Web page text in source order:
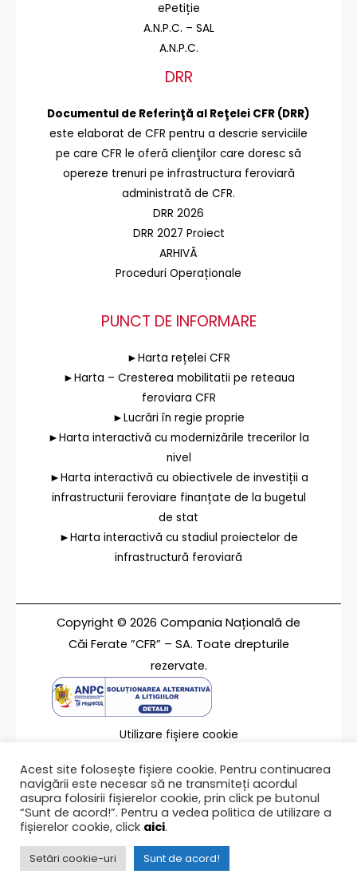
ePetiție
A.N.P.C. – SAL
A.N.P.C.
DRR
Documentul de Referinţă al Reţelei CFR (DRR)
este elaborat de CFR pentru a descrie serviciile
pe care CFR le oferă clienţilor care doresc să
opereze trenuri pe infrastructura feroviară
administrată de CFR.
DRR 2026
DRR 2027 Proiect
ARHIVĂ
Proceduri Operaționale
PUNCT DE INFORMARE
►Harta rețelei CFR
►Harta – Cresterea mobilitatii pe reteaua
feroviara CFR
►Lucrări în regie proprie
►Harta interactivă cu modernizările trecerilor la
nivel
►Harta interactivă cu obiectivele de investiții a
infrastructurii feroviare finanțate de la bugetul
de stat
►Harta interactivă cu stadiul proiectelor de
infrastructură feroviară
Copyright © 2026 Compania Națională de
Căi Ferate ”CFR” – SA. Toate drepturile
rezervate.
Utilizare fișiere cookie
Contact
Ultima modificare a paginii 11/06/2025
Acest site folosește fișiere cookie. Pentru continuarea
navigării este necesar să ne transmiteți acordul
asupra folosirii fișierelor cookie, prin click pe butonul
“Sunt de acord!”. Pentru a vedea politica de utilizare a
fișierelor cookie, click aici.
Setări cookie-uri Sunt de acord!